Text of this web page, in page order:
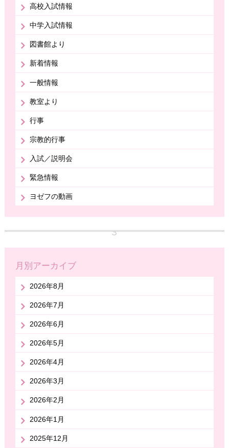
高校入試情報
中学入試情報
図書館より
新着情報
一般情報
教室より
行事
宗教的行事
入試／説明会
緊急情報
ヨゼフの動画
月別アーカイブ
2026年8月
2026年7月
2026年6月
2026年5月
2026年4月
2026年3月
2026年2月
2026年1月
2025年12月